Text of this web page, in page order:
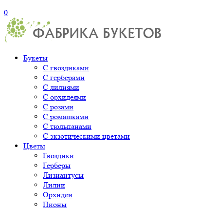
0
Букеты
С гвоздиками
С герберами
С лилиями
С орхидеями
С розами
С ромашками
С тюльпанами
С экзотическими цветами
Цветы
Гвоздики
Герберы
Лизиантусы
Лилии
Орхидеи
Пионы